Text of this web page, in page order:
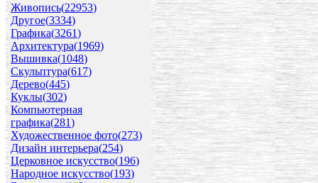
Живопись(22953)
Другое(3334)
Графика(3261)
Архитектура(1969)
Вышивка(1048)
Скульптура(617)
Дерево(445)
Куклы(302)
Компьютерная
графика(281)
Художественное фото(273)
Дизайн интерьера(254)
Церковное искусство(196)
Народное искусство(193)